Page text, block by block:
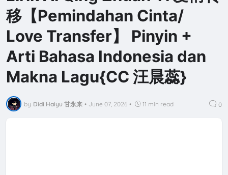
移【Pemindahan Cinta/
Love Transfer】 Pinyin +
Arti Bahasa Indonesia dan
Makna Lagu{CC 汪晨蕊}
by Didi Haiyu 甘永来 • June 07, 2026 • 11 min read 0